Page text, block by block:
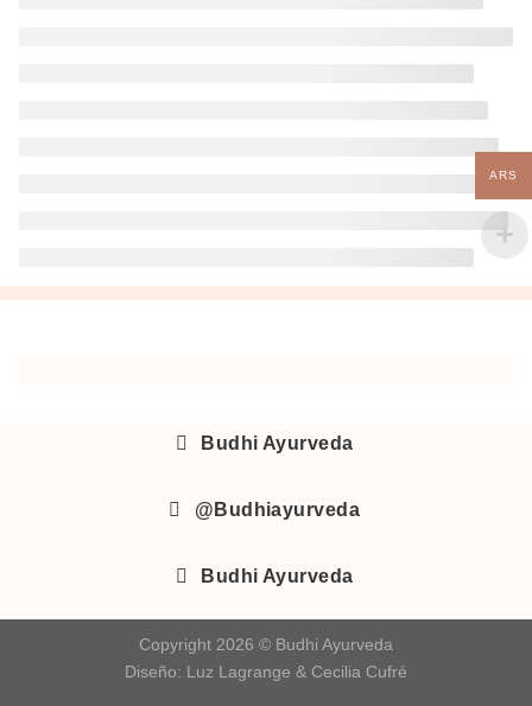
Budhi Ayurveda
@Budhiayurveda
Budhi Ayurveda
Copyright 2026 © Budhi Ayurveda
Diseño: Luz Lagrange & Cecilia Cufré
ARS